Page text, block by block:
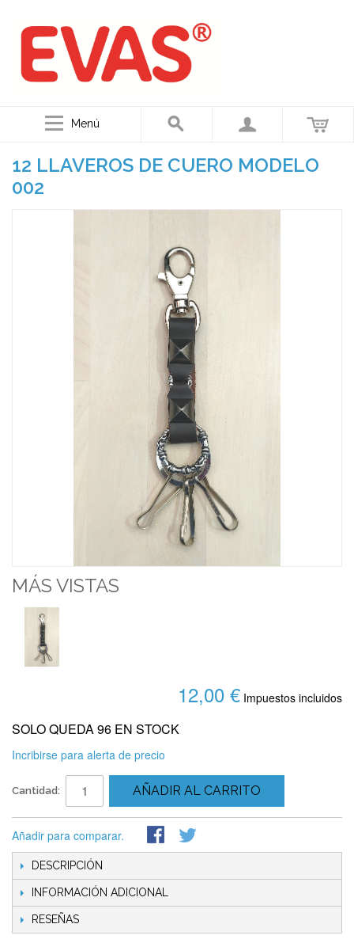
Menú
12 LLAVEROS DE CUERO MODELO
002
MÁS VISTAS
12,00 € Impuestos incluidos
SOLO QUEDA 96 EN STOCK
Incribirse para alerta de precio
Cantidad: AÑADIR AL CARRITO
Añadir para comparar.
DESCRIPCIÓN
INFORMACIÓN ADICIONAL
RESEÑAS